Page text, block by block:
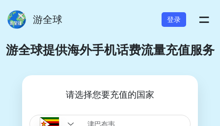
游全球 登录 =
游全球提供海外手机话费流量充值服务
请选择您要充值的国家